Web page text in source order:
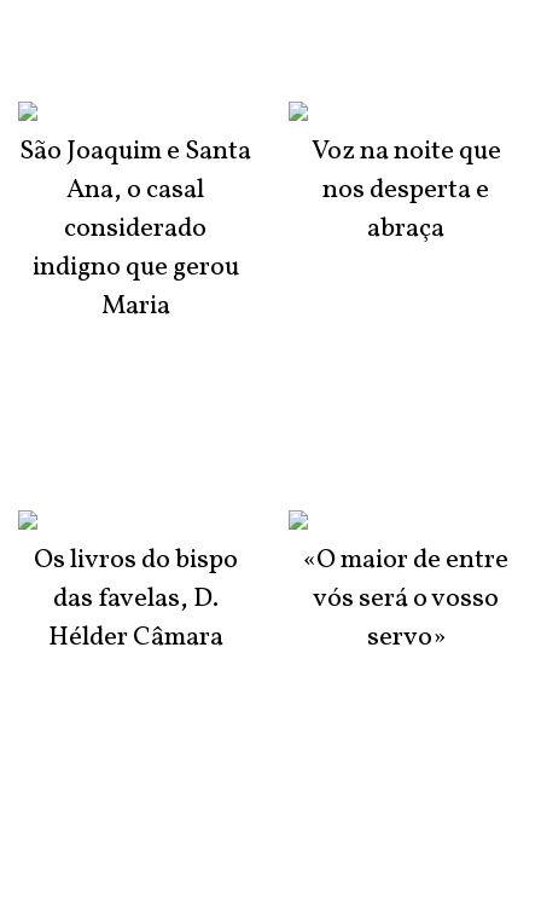
São Joaquim e Santa
Ana, o casal
considerado
indigno que gerou
Maria
Os livros do bispo
das favelas, D.
Hélder Câmara
Voz na noite que
nos desperta e
abraça
«O maior de entre
vós será o vosso
servo»